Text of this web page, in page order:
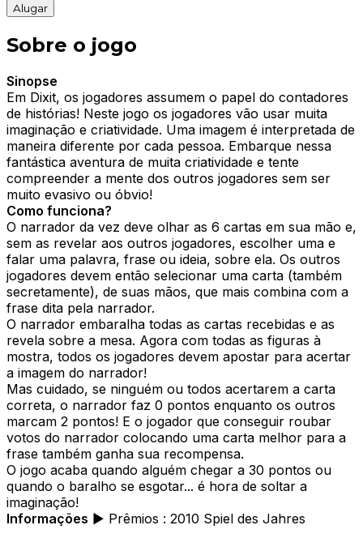
Alugar
Sobre o jogo
Sinopse
Em Dixit, os jogadores assumem o papel do contadores
de histórias! Neste jogo os jogadores vão usar muita
imaginação e criatividade. Uma imagem é interpretada de
maneira diferente por cada pessoa. Embarque nessa
fantástica aventura de muita criatividade e tente
compreender a mente dos outros jogadores sem ser
muito evasivo ou óbvio!
Como funciona?
O narrador da vez deve olhar as 6 cartas em sua mão e,
sem as revelar aos outros jogadores, escolher uma e
falar uma palavra, frase ou ideia, sobre ela. Os outros
jogadores devem então selecionar uma carta (também
secretamente), de suas mãos, que mais combina com a
frase dita pela narrador.
O narrador embaralha todas as cartas recebidas e as
revela sobre a mesa. Agora com todas as figuras à
mostra, todos os jogadores devem apostar para acertar
a imagem do narrador!
Mas cuidado, se ninguém ou todos acertarem a carta
correta, o narrador faz 0 pontos enquanto os outros
marcam 2 pontos! E o jogador que conseguir roubar
votos do narrador colocando uma carta melhor para a
frase também ganha sua recompensa.
O jogo acaba quando alguém chegar a 30 pontos ou
quando o baralho se esgotar... é hora de soltar a
imaginação!
Informações ► Prêmios : 2010 Spiel des Jahres